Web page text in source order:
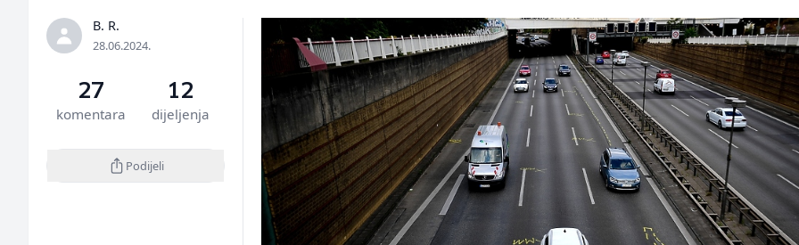
B. R.
28.06.2024.
27
komentara
12
dijeljenja
Podijeli